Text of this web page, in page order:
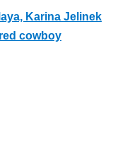
Karina Jelinek
cowboy